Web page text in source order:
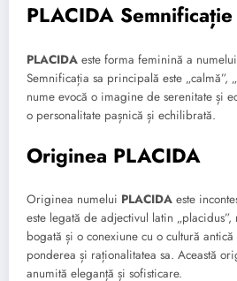
PLACIDA Semnificație
PLACIDA este forma feminină a
Semnificația sa principală este „calmă”,
nume evocă o imagine de serenitate și
o personalitate pașnică și echilibrată.
Originea PLACIDA
Originea numelui PLACIDA este
este legată de adjectivul latin
bogată și o conexiune cu o cultură antică
ponderea și raționalitatea sa. Această
anumită eleganță și sofisticare.